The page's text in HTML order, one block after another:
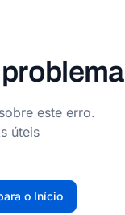
este erro.
úteis
o Início